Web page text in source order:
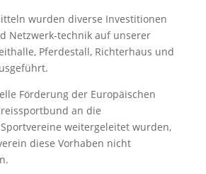
wurden diverse Investitionen
Netzwerk-technik auf unserer
Pferdestall, Richterhaus und
Förderung der Europäischen
an die
weitergeleitet wurden,
diese Vorhaben nicht